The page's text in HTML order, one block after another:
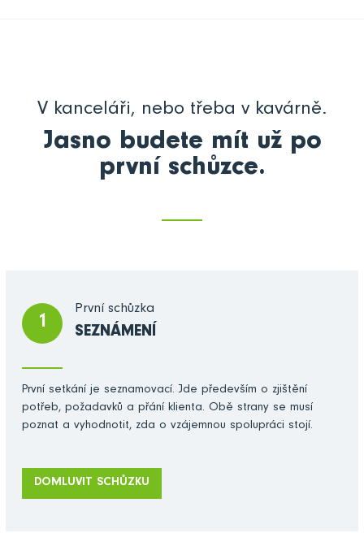
V kanceláři, nebo třeba v kavárně.
Jasno budete mít už po
první schůzce.
1
První schůzka
SEZNÁMENÍ
První setkání je seznamovací. Jde především o zjištění
potřeb, požadavků a přání klienta. Obě strany se musí
poznat a vyhodnotit, zda o vzájemnou spolupráci stojí.
DOMLUVIT SCHŮZKU